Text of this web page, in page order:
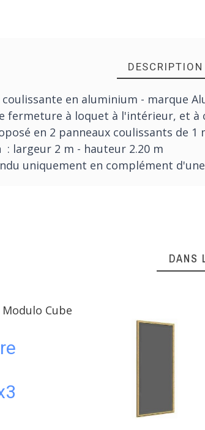
DESCRIPTION
en aluminium - marque
fermeture à loquet à l'intérieur, et
en 2 panneaux coulissants de 1
: largeur 2 m - hauteur 2.20 m
uniquement en complément
DANS